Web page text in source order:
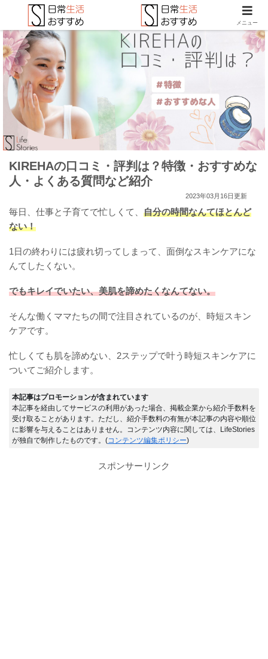
KIREHAの口コミ・評判は？特徴・おすすめな
人・よくある質問など紹介
2023年03月16日更新
毎日、仕事と子育てで忙しくて、 自分の時間なんてほとんど
ない！
1日の終わりには疲れ切ってしまって、面倒なスキンケアにな
んてしたくない。
でもキレイでいたい、美肌を諦めたくなんてない。
そんな働くママたちの間で注目されているのが、時短スキン
ケアです。
忙しくても肌を諦めない、2ステップで叶う時短スキンケアに
ついてご紹介します。
本記事はプロモーションが含まれています
本記事を経由してサービスの利用があった場合、掲載企業から紹介手数料を
受け取ることがあります。ただし、紹介手数料の有無が本記事の内容や順位
に影響を与えることはありません。コンテンツ内容に関しては、LifeStories
が独自で制作したものです。(コンテンツ編集ポリシー)
スポンサーリンク
メニュー